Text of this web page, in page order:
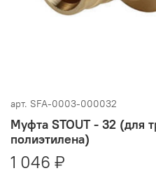
арт. SFA-0003-000032
Муфта STOUT - 32 (для
полиэтилена)
1 046 ₽